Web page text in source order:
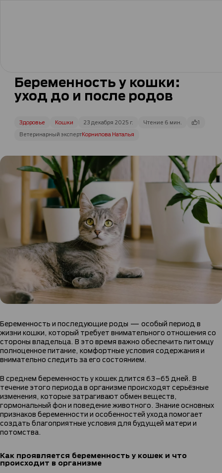
Беременность у кошки:
уход до и после родов
Здоровье Кошки 23 декабря 2025 г. Чтение 6 мин.
1
Ветеринарный экспертКорнилова Наталья
Беременность и последующие роды — особый период в
жизни кошки, который требует внимательного отношения со
стороны владельца. В это время важно обеспечить питомцу
полноценное питание, комфортные условия содержания и
внимательно следить за его состоянием.
В среднем беременность у кошек длится 63–65 дней. В
течение этого периода в организме происходят серьёзные
изменения, которые затрагивают обмен веществ,
гормональный фон и поведение животного. Знание основных
признаков беременности и особенностей ухода помогает
создать благоприятные условия для будущей матери и
потомства.
Как проявляется беременность у кошек и что
происходит в организме